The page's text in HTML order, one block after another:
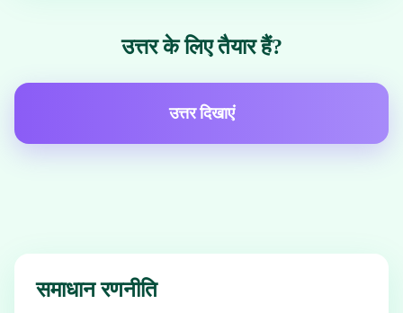
उत्तर के लिए तैयार हैं?
उत्तर दिखाएं
समाधान रणनीति